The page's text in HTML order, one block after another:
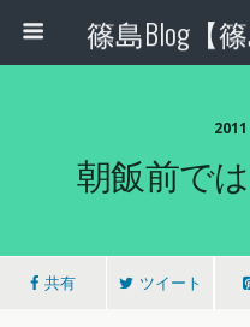
朝飯前で
共有 ツイート